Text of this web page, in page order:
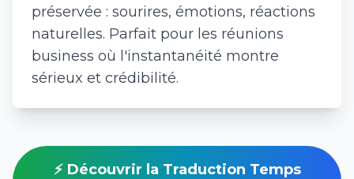
préservée : sourires, émotions, réactions
naturelles. Parfait pour les réunions
business où l'instantanéité montre
sérieux et crédibilité.
⚡ Découvrir la Traduction Temps